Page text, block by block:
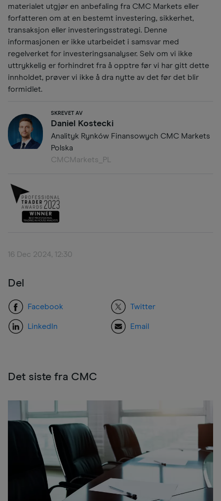
SKREVET AV
Daniel Kostecki
Analityk Rynków Finansowych CMC Markets
Polska
CMCMarkets_PL
16 Dec 2024, 12:30
Del
Facebook Twitter
LinkedIn Email
materialet utgjør en anbefaling fra CMC Markets eller
forfatteren om at en bestemt investering, sikkerhet,
transaksjon eller investeringsstrategi. Denne
informasjonen er ikke utarbeidet i samsvar med
regelverket for investeringsanalyser. Selv om vi ikke
uttrykkelig er forhindret fra å opptre før vi har gitt dette
innholdet, prøver vi ikke å dra nytte av det før det blir
formidlet.
Det siste fra CMC